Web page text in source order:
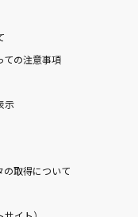
ての注意事項
示
の取得について